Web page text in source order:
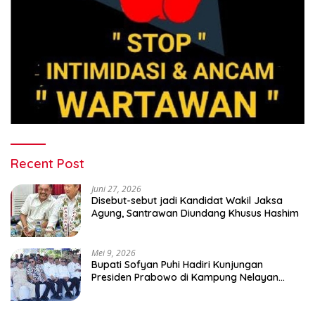
Recent Post
Juni 27, 2026
Disebut-sebut jadi Kandidat Wakil Jaksa
Agung, Santrawan Diundang Khusus Hashim
Mei 9, 2026
Bupati Sofyan Puhi Hadiri Kunjungan
Presiden Prabowo di Kampung Nelayan